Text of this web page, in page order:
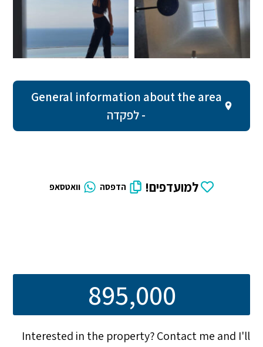
General information about the area
- לפקדה
למועדפים! הדפסה וואטסאפ
895,000
Interested in the property? Contact me and I'll